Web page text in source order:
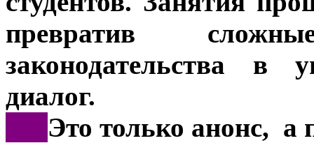
превратив
законодательства в
диалог.
Это только анонс, а